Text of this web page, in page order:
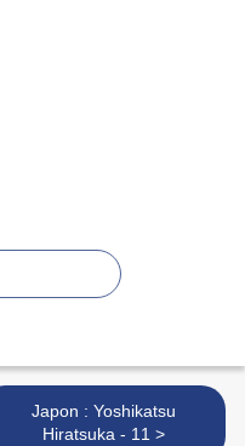
Japon : Yoshikatsu
Hiratsuka - 11 >